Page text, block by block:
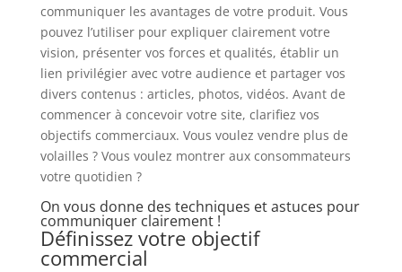
communiquer les avantages de votre produit. Vous
pouvez l’utiliser pour expliquer clairement votre
vision, présenter vos forces et qualités, établir un
lien privilégier avec votre audience et partager vos
divers contenus : articles, photos, vidéos. Avant de
commencer à concevoir votre site, clarifiez vos
objectifs commerciaux. Vous voulez vendre plus de
volailles ? Vous voulez montrer aux consommateurs
votre quotidien ?
On vous donne des techniques et astuces pour
communiquer clairement !
Définissez votre objectif
commercial